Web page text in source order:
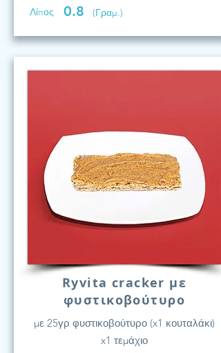
Λίπος
0.8 (Γραμ.)
Ryvita cracker με
φυστικοβούτυρο
με 25γρ φυστικοβούτυρο (x1 κουταλάκι)
x1 τεμάχιο